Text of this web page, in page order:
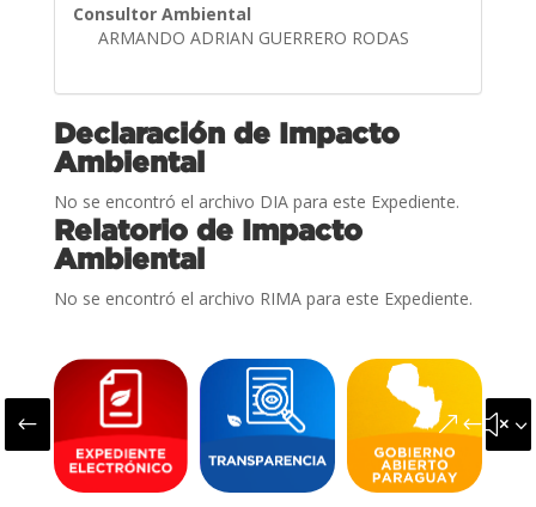
Consultor Ambiental
ARMANDO ADRIAN GUERRERO RODAS
Declaración de Impacto
Ambiental
No se encontró el archivo DIA para este Expediente.
Relatorio de Impacto
Ambiental
No se encontró el archivo RIMA para este Expediente.
#